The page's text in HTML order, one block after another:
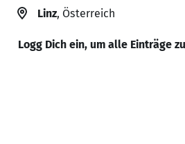
Linz, Österreich
Logg Dich ein, um alle Einträge